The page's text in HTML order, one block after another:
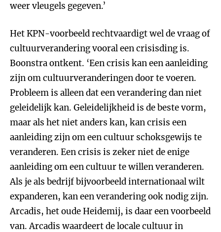
weer vleugels gegeven.’
Het KPN-voorbeeld rechtvaardigt wel de vraag of
cultuurverandering vooral een crisisding is.
Boonstra ontkent. ‘Een crisis kan een aanleiding
zijn om cultuurveranderingen door te voeren.
Probleem is alleen dat een verandering dan niet
geleidelijk kan. Geleidelijkheid is de beste vorm,
maar als het niet anders kan, kan crisis een
aanleiding zijn om een cultuur schoksgewijs te
veranderen. Een crisis is zeker niet de enige
aanleiding om een cultuur te willen veranderen.
Als je als bedrijf bijvoorbeeld internationaal wilt
expanderen, kan een verandering ook nodig zijn.
Arcadis, het oude Heidemij, is daar een voorbeeld
van. Arcadis waardeert de locale cultuur in